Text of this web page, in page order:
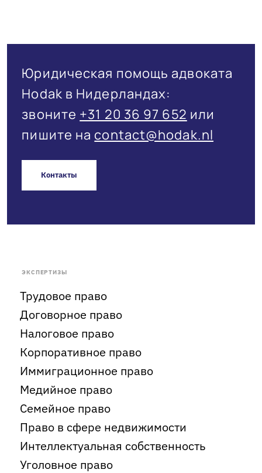
Юридическая помощь адвоката
Hodak в Нидерландах:
звоните +31 20 36 97 652 или
пишите на contact@hodak.nl
Контакты
ЭКСПЕРТИЗЫ
Трудовое право
Договорное право
Налоговое право
Корпоративное право
Иммиграционное право
Медийное право
Семейное право
Право в сфере недвижимости
Интеллектуальная собственность
Уголовное право